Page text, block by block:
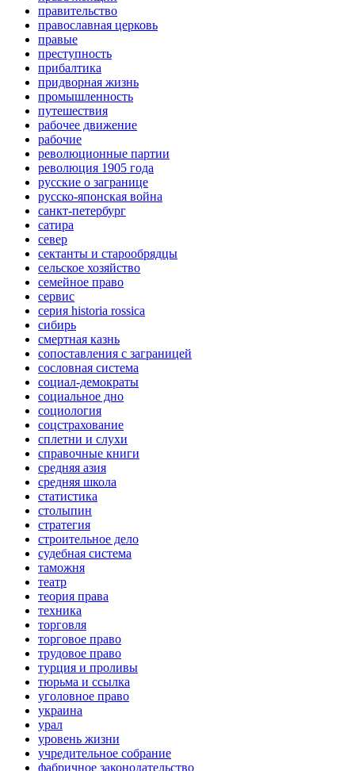
правительство
православная церковь
правые
преступность
прибалтика
придворная жизнь
промышленность
путешествия
рабочее движение
рабочие
революционные партии
революция 1905 года
русские о загранице
русско-японская война
санкт-петербург
сатира
север
сектанты и старообрядцы
сельское хозяйство
семейное право
сервис
серия historia rossica
сибирь
смертная казнь
сопоставления с заграницей
сословная система
социал-демократы
социальное дно
социология
соцстрахование
сплетни и слухи
справочные книги
средняя азия
средняя школа
статистика
столыпин
стратегия
строительное дело
судебная система
таможня
театр
теория права
техника
торговля
торговое право
трудовое право
турция и проливы
тюрьма и ссылка
уголовное право
украина
урал
уровень жизни
учредительное собрание
фабричное законодательство